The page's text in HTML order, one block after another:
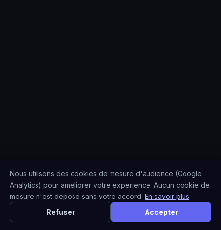
Nous utilisons des cookies de mesure d'audience (Google
Analytics) pour ameliorer votre experience. Aucun cookie de
mesure n'est depose sans votre accord. En savoir plus.
Refuser
Accepter